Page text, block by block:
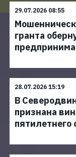
29.07.2026 08:55
гранта
28.07.2026 15:19
В
признана
пятилетнего